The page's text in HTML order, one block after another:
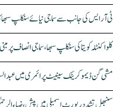
ٹی آر ایس کی جانب سے سماجی نیائے سنکلپ سبھا کا
کلواکنٹلہ کویتا کی سنکلپ سبھا، سماجی انصاف پر
مشی گن ڈیموکریٹک سینیٹ پرائمری میں